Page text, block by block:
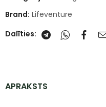
Brand: Lifeventure
Dalīties:
APRAKSTS